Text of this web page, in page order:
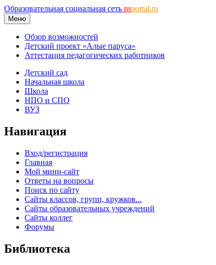
Образовательная социальная сеть nsportal.ru
Меню
Обзор возможностей
Детский проект «Алые паруса»
Аттестация педагогических работников
Детский сад
Начальная школа
Школа
НПО и СПО
ВУЗ
Навигация
Вход/регистрация
Главная
Мой мини-сайт
Ответы на вопросы
Поиск по сайту
Сайты классов, групп, кружков...
Сайты образовательных учреждений
Сайты коллег
Форумы
Библиотека